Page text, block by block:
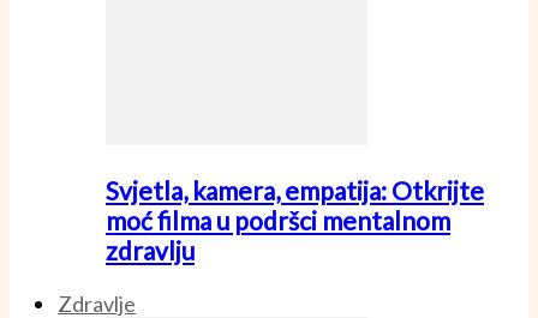
Svjetla, kamera, empatija: Otkrijte
moć filma u podršci mentalnom
zdravlju
Zdravlje